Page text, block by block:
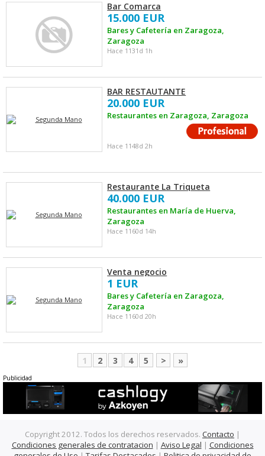
Bar Comarca
15.000 EUR
Bares y Cafetería en Zaragoza,
Zaragoza
Hace 1131d 1h
BAR RESTAUTANTE
20.000 EUR
Restaurantes en Zaragoza, Zaragoza
Hace 1148d 2h
Restaurante La Triqueta
40.000 EUR
Restaurantes en María de Huerva,
Zaragoza
Hace 1160d 14h
Venta negocio
1 EUR
Bares y Cafetería en Zaragoza,
Zaragoza
Hace 1160d 20h
1 2 3 4 5 > »
Publicidad
Copyright 2012. Todos los derechos reservados. Contacto |
Condiciones generales de contratacion | Aviso Legal | Condiciones